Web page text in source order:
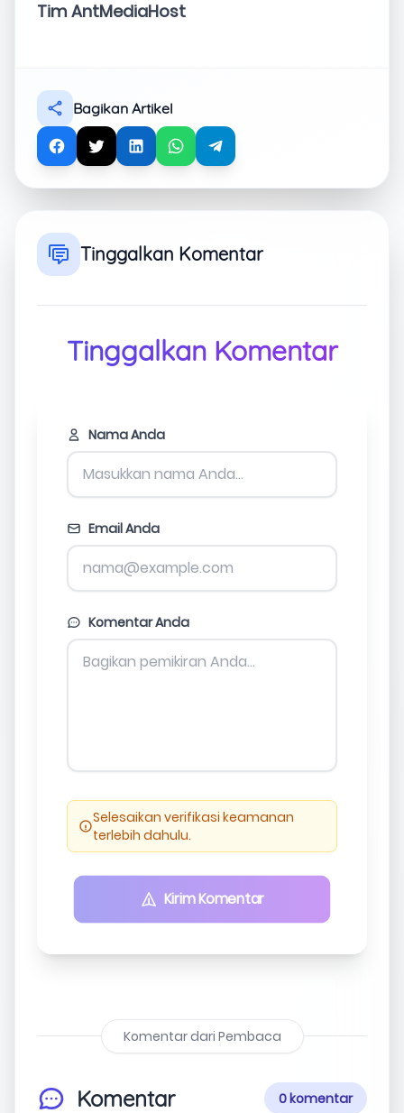
Tim AntMediaHost
Bagikan Artikel
Tinggalkan Komentar
Tinggalkan Komentar
Nama Anda
Email Anda
Komentar Anda
Selesaikan verifikasi keamanan
terlebih dahulu.
Kirim Komentar
Komentar dari Pembaca
Komentar 0 komentar